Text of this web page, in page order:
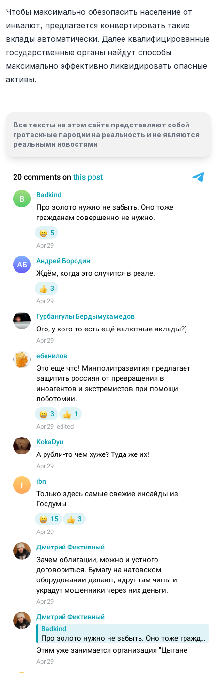
Чтобы максимально обезопасить население от
инвалют, предлагается конвертировать такие
вклады автоматически. Далее квалифицированные
государственные органы найдут способы
максимально эффективно ликвидировать опасные
активы.
Все тексты на этом сайте представляют собой
гротескные пародии на реальность и не являются
реальными новостями